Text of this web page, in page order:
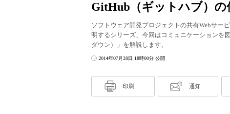
GitHub（ギットハブ）の
ソフトウェア開発プロジェクトの共有Webサー
明するシリーズ、今回はコミュニケーションを
ダウン）」を解説します。
2014年07月28日 18時00分 公開
印刷 通知